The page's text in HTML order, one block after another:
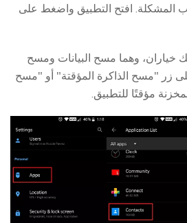
المشكلة. افتح التطبيق واضغط على
خياران، وهما مسح البيانات ومسح
زر "مسح الذاكرة المؤقتة" أو "مسح
مؤقتًا للتطبيق.